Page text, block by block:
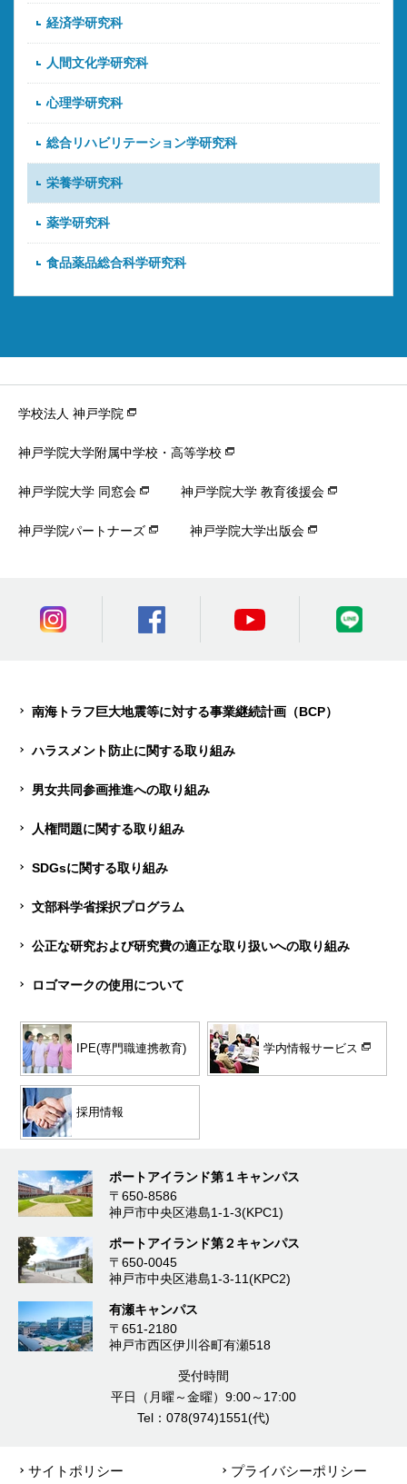
経済学研究科
人間文化学研究科
心理学研究科
総合リハビリテーション学研究科
栄養学研究科
薬学研究科
食品薬品総合科学研究科
学校法人 神戸学院
神戸学院大学附属中学校・高等学校
神戸学院大学 同窓会 神戸学院大学 教育後援会
神戸学院パートナーズ 神戸学院大学出版会
南海トラフ巨大地震等に対する事業継続計画（BCP）
ハラスメント防止に関する取り組み
男女共同参画推進への取り組み
人権問題に関する取り組み
SDGsに関する取り組み
文部科学省採択プログラム
公正な研究および研究費の適正な取り扱いへの取り組み
ロゴマークの使用について
IPE(専門職連携教育) 学内情報サービス
採用情報
ポートアイランド第１キャンパス
〒650-8586
神戸市中央区港島1-1-3(KPC1)
ポートアイランド第２キャンパス
〒650-0045
神戸市中央区港島1-3-11(KPC2)
有瀬キャンパス
〒651-2180
神戸市西区伊川谷町有瀬518
受付時間
平日（月曜～金曜）9:00～17:00
Tel：078(974)1551(代)
サイトポリシー プライバシーポリシー